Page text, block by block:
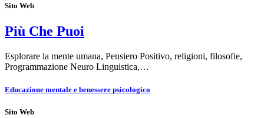
Sito Web
Più Che Puoi
Esplorare la mente umana, Pensiero Positivo, religioni, filosofie,
Programmazione Neuro Linguistica,…
Educazione mentale e benessere psicologico
Sito Web